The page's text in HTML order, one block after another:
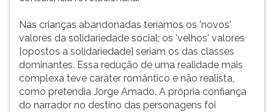
Nas crianças abandonadas teríamos os 'novos'
valores da solidariedade social; os 'velhos' valores
[opostos a solidariedade] seriam os das classes
dominantes. Essa redução de uma realidade mais
complexa teve caráter romântico e não realista,
como pretendia Jorge Amado. A própria confiança
do narrador no destino das personagens foi